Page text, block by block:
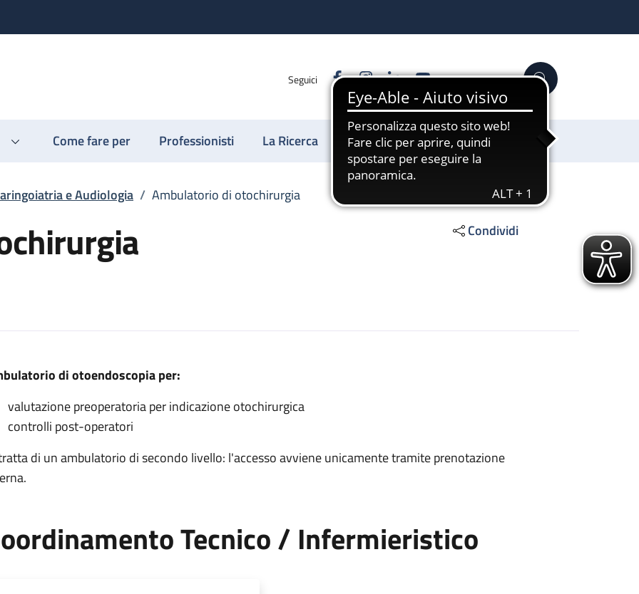
Seguici FacebookInstagram
LinkedinYouTube Cerca
Come fare per Professionisti La Ricerca Sostienici
e Audiologia / Ambulatorio di otochirurgia
Condividi
otochirurgia
di otoendoscopia per:
valutazione preoperatoria per indicazione otochirurgica
controlli post-operatori
di un ambulatorio di secondo livello: l'accesso avviene unicamente tramite prenotazione
Tecnico / Infermieristico